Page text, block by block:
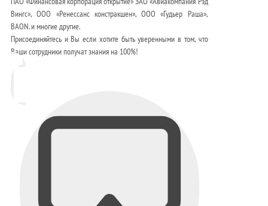
Вингс», ООО «Ренессанс констракшен», ООО «Гудьер Раша»,
BAON. и многие другие.
Присоединяйтесь и Вы если хотите быть уверенными в том, что
Ваши сотрудники получат знания на 100%!